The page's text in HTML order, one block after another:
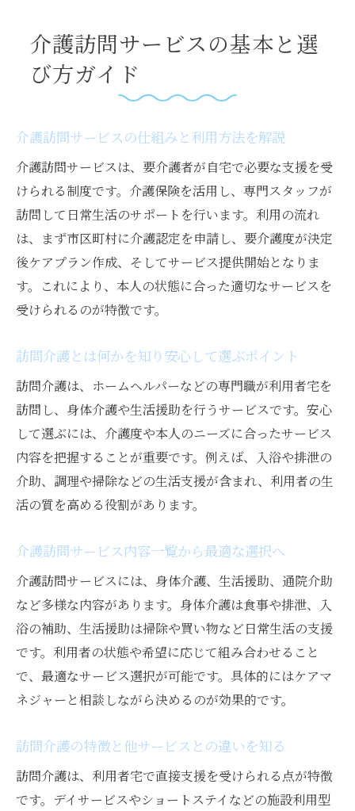
訪問介護の特徴と他サービスとの違いを知
る
介護保険と訪問サービスの関係を理解しよ
訪問介護利用時の注意点と選び方のコツ
訪問介護の内容一覧や特徴を徹底解説
訪問介護サービス内容一覧でできることを
確認
訪問介護の具体的な仕事内容と支援内容を
解説
介護訪問サービスで受けられる日常生活支
援とは
する
介護訪問サービスの活用事例と利用のメリ
ット
訪問介護が高齢者にもたらす安心の理由
ホームヘルパーと訪問介護の違いを理解する
介護で知っておきたいホームヘルパーの役
割
訪問介護とホームヘルパーの違いを分かり
介護訪問サービスとホームヘルパーの利用
場面の違い
訪問介護とホームヘルパーの仕事内容比較
介護訪問サービス選択時に知るべき違いと
は
ト
訪問サービス利用時に知っておきたい要点
介護訪問サービス利用前の確認ポイント
介護訪問サービスの基本と選
び方ガイド
介護訪問サービスの仕組みと利用方法を解説
介護訪問サービスは、要介護者が自宅で必要な支援を受
けられる制度です。介護保険を活用し、専門スタッフが
訪問して日常生活のサポートを行います。利用の流れ
は、まず市区町村に介護認定を申請し、要介護度が決定
後ケアプラン作成、そしてサービス提供開始となりま
す。これにより、本人の状態に合った適切なサービスを
受けられるのが特徴です。
訪問介護とは何かを知り安心して選ぶポイント
訪問介護は、ホームヘルパーなどの専門職が利用者宅を
訪問し、身体介護や生活援助を行うサービスです。安心
して選ぶには、介護度や本人のニーズに合ったサービス
内容を把握することが重要です。例えば、入浴や排泄の
介助、調理や掃除などの生活支援が含まれ、利用者の生
活の質を高める役割があります。
介護訪問サービス内容一覧から最適な選択へ
介護訪問サービスには、身体介護、生活援助、通院介助
など多様な内容があります。身体介護は食事や排泄、入
浴の補助、生活援助は掃除や買い物など日常生活の支援
です。利用者の状態や希望に応じて組み合わせること
で、最適なサービス選択が可能です。具体的にはケアマ
ネジャーと相談しながら決めるのが効果的です。
訪問介護の特徴と他サービスとの違いを知る
訪問介護は、利用者宅で直接支援を受けられる点が特徴
です。デイサービスやショートステイなどの施設利用型